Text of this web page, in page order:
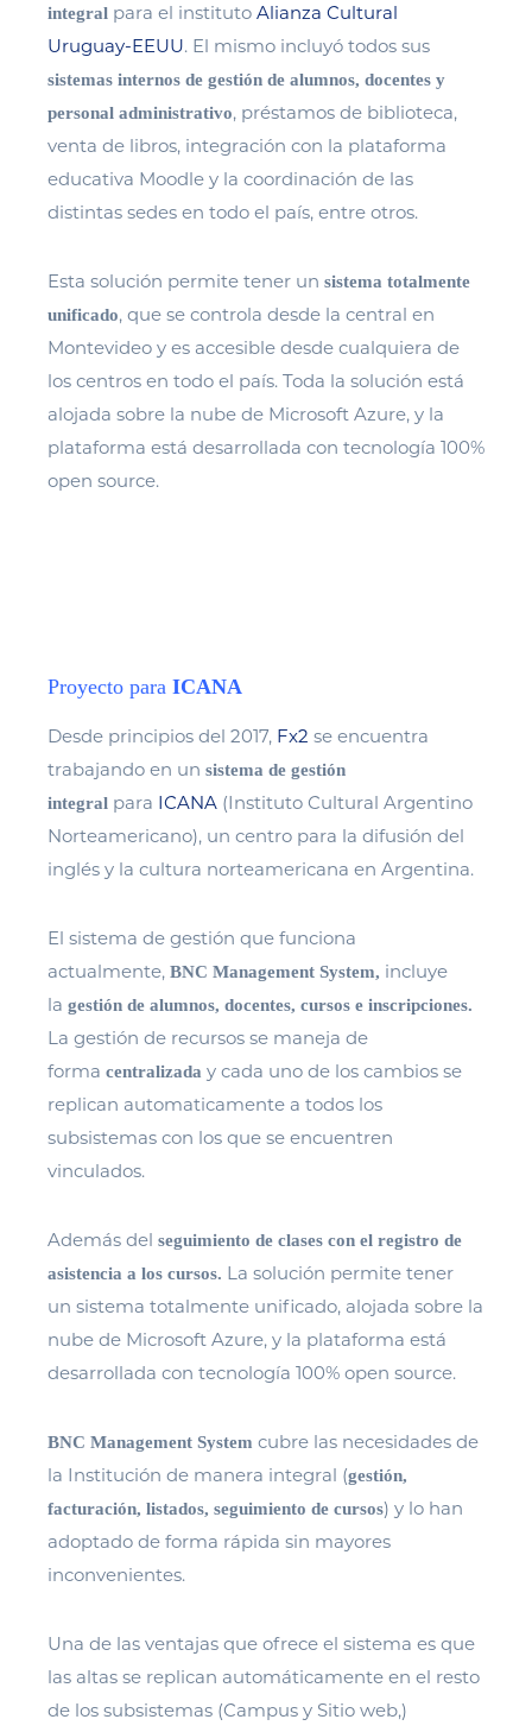
integral para el instituto Alianza Cultural
Uruguay-EEUU. El mismo incluyó todos sus
sistemas internos de gestión de alumnos, docentes y
personal administrativo, préstamos de biblioteca,
venta de libros, integración con la plataforma
educativa Moodle y la coordinación de las
distintas sedes en todo el país, entre otros.
Esta solución permite tener un sistema totalmente
unificado, que se controla desde la central en
Montevideo y es accesible desde cualquiera de
los centros en todo el país. Toda la solución está
alojada sobre la nube de Microsoft Azure, y la
plataforma está desarrollada con tecnología 100%
open source.
Proyecto para ICANA
Desde principios del 2017, Fx2 se encuentra
trabajando en un sistema de gestión
integral para ICANA (Instituto Cultural Argentino
Norteamericano), un centro para la difusión del
inglés y la cultura norteamericana en Argentina.
El sistema de gestión que funciona
actualmente, BNC Management System, incluye
la gestión de alumnos, docentes, cursos e inscripciones.
La gestión de recursos se maneja de
forma centralizada y cada uno de los cambios se
replican automaticamente a todos los
subsistemas con los que se encuentren
vinculados.
Además del seguimiento de clases con el registro de
asistencia a los cursos. La solución permite tener
un sistema totalmente unificado, alojada sobre la
nube de Microsoft Azure, y la plataforma está
desarrollada con tecnología 100% open source.
BNC Management System cubre las necesidades de
la Institución de manera integral (gestión,
facturación, listados, seguimiento de cursos) y lo han
adoptado de forma rápida sin mayores
inconvenientes.
Una de las ventajas que ofrece el sistema es que
las altas se replican automáticamente en el resto
de los subsistemas (Campus y Sitio web,)